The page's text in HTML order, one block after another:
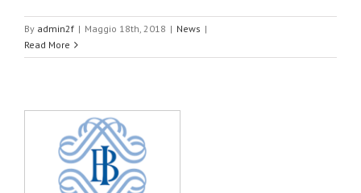
By admin2f | Maggio 18th, 2018 | News |
Read More